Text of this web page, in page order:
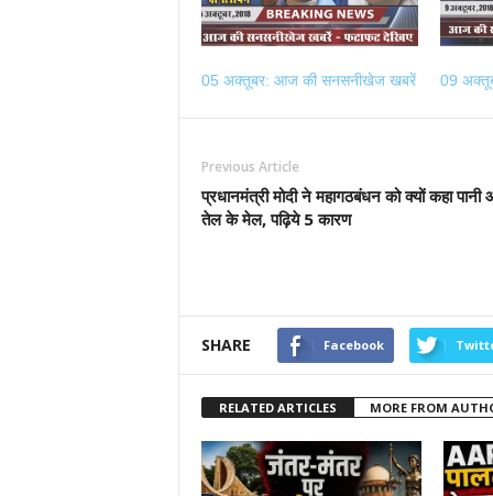
05 अक्तूबर: आज की सनसनीखेज खबरें 09
Previous Article
प्रधानमंत्री मोदी ने महागठबंधन को क्यों कहा पानी
तेल के मेल, पढ़िये 5 कारण
SHARE Facebook
RELATED ARTICLES MORE FROM